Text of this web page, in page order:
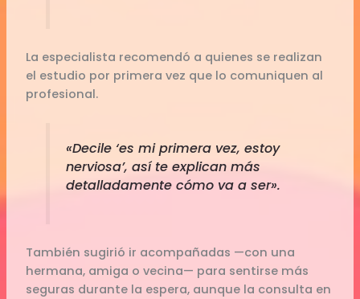
La especialista recomendó a quienes se realizan
el estudio por primera vez que lo comuniquen al
profesional.
«Decile ‘es mi primera vez, estoy
nerviosa’, así te explican más
detalladamente cómo va a ser».
También sugirió ir acompañadas —con una
hermana, amiga o vecina— para sentirse más
seguras durante la espera, aunque la consulta en